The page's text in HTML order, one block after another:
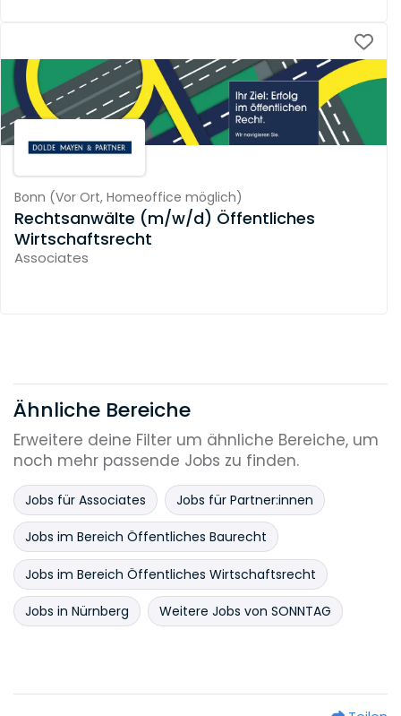
Bonn (Vor Ort, Homeoffice möglich)
Rechtsanwälte (m/w/d) Öffentliches
Wirtschaftsrecht
Associates
Ähnliche Bereiche
Erweitere deine Filter um ähnliche Bereiche, um
noch mehr passende Jobs zu finden.
Jobs für Associates Jobs für Partner:innen
Jobs im Bereich Öffentliches Baurecht
Jobs im Bereich Öffentliches Wirtschaftsrecht
Jobs in Nürnberg Weitere Jobs von SONNTAG